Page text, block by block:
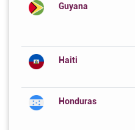
Guyana
Haiti
Honduras